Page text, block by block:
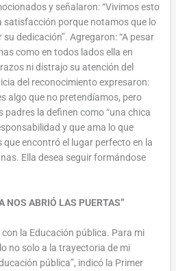
y señalaron: “Vivimos esto
satisfacción porque notamos que lo
dedicación”. Agregaron: “A pesar
como en todos lados ella en
ni distrajo su atención del
del reconocimiento expresaron:
algo que no pretendíamos, pero
padres la definen como “una chica
y que ama lo que
que encontró el lugar perfecto en la
Ella desea seguir formándose
NOS ABRIÓ LAS PUERTAS”
la Educación pública. Para mi
no solo a la trayectoria de mi
pública”, indicó la Primer